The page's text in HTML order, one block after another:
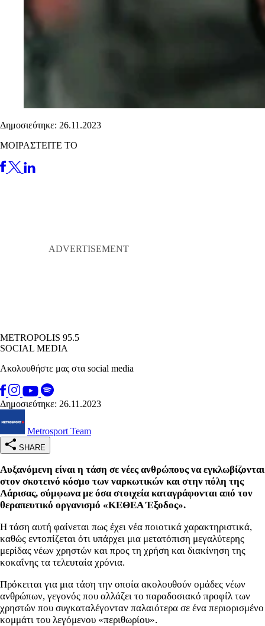
Δημοσιεύτηκε: 26.11.2023
ΜΟΙΡΑΣΤΕΙΤΕ ΤΟ
METROPOLIS 95.5
SOCIAL MEDIA
Ακολουθήστε μας στα social media
Δημοσιεύτηκε: 26.11.2023
Metrosport Team
SHARE
Αυξανόμενη είναι η τάση σε νέες ανθρώπους να εγκλωβίζονται
στον σκοτεινό κόσμο των ναρκωτικών και στην πόλη της
Λάρισας, σύμφωνα με όσα στοιχεία καταγράφονται από τον
θεραπευτικό οργανισμό «ΚΕΘΕΑ Έξοδος».
Η τάση αυτή φαίνεται πως έχει νέα ποιοτικά χαρακτηριστικά,
καθώς εντοπίζεται ότι υπάρχει μια μετατόπιση μεγαλύτερης
μερίδας νέων χρηστών και προς τη χρήση και διακίνηση της
κοκαΐνης τα τελευταία χρόνια.
Πρόκειται για μια τάση την οποία ακολουθούν ομάδες νέων
ανθρώπων, γεγονός που αλλάζει το παραδοσιακό προφίλ των
χρηστών που συγκαταλέγονταν παλαιότερα σε ένα περιορισμένο
κομμάτι του λεγόμενου «περιθωρίου».